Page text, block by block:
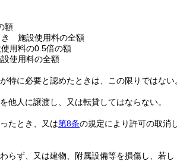
額
き 施設使用料の全額
用料の0.5倍の額
使用料の全額
特に必要と認めたときは、この限りではない
他人に譲渡し、又は転貸してはならない。
たとき、又は第8条の規定により許可の取消
らず、又は建物、附属設備等を損傷し、若